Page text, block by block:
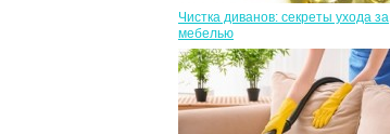
Чистка диванов: секреты ухода за
мебелью